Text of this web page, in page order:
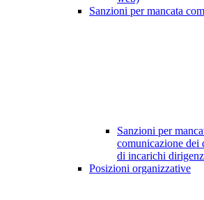
Sanzioni per mancata
Sanzioni per
comunicazione dei
di incarichi
Posizioni organizzative